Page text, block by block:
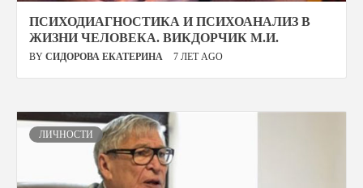
ПСИХОДИАГНОСТИКА И ПСИХОАНАЛИЗ В
ЖИЗНИ ЧЕЛОВЕКА. ВИКДОРЧИК М.И.
BY СИДОРОВА ЕКАТЕРИНА 7 ЛЕТ AGO
ЛИЧНОСТИ